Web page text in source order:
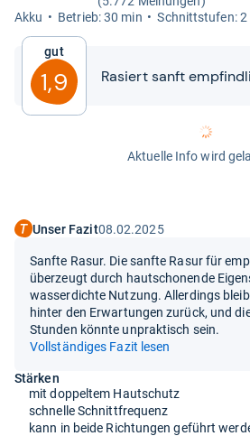
Akku
Betrieb: 30 min Schnitt­stu­fen: 2
Gut
1,9 Rasiert sanft
Aktuelle Info wird
Unser Fazit08.02.2025
Sanfte Rasur. Die sanfte Rasur für
überzeugt durch hautschonende
wasserdichte Nutzung. Allerdings
hinter den Erwartungen zurück, und
Stunden könnte unpraktisch sein.
Vollständiges Fazit lesen
Stärken
mit doppeltem Hautschutz
schnelle Schnittfrequenz
kann in beide Richtungen geführt